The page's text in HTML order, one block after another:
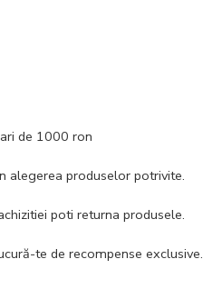
de 1000 ron
alegerea produselor potrivite.
poti returna produsele.
te de recompense exclusive.